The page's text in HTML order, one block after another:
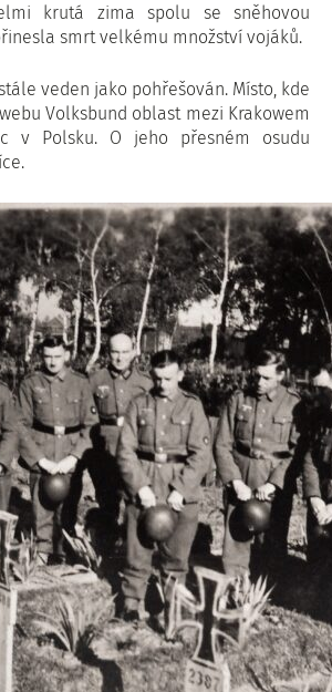
krutá zima spolu se sněhovou
smrt velkému množství vojáků.
veden jako pohřešován. Místo, kde
Volksbund oblast mezi Krakowem
v Polsku. O jeho přesném osudu